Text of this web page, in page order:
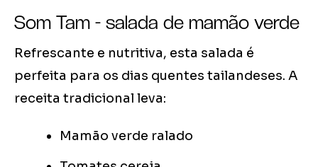
Som Tam - salada de mamão verde
Refrescante e nutritiva, esta salada é
perfeita para os dias quentes tailandeses. A
receita tradicional leva:
Mamão verde ralado